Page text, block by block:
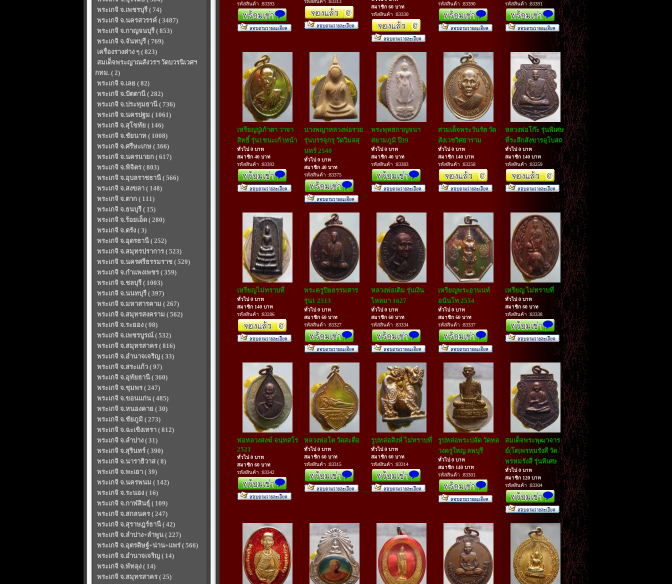
พระเกจิ จ.เพชรบุรี ( 74)
พระเกจิ จ.นครสวรรค์ ( 3487)
พระเกจิ จ.กาญจนบุรี ( 853)
พระเกจิ จ.จันทบุรี ( 769)
เครื่องรางต่าง ๆ ( 823)
สมเด็จพระญาณสังวรฯ วัดบวรนิเวศฯ
กทม. ( 2)
พระเกจิ จ.เลย ( 82)
พระเกจิ จ.ปัตตานี ( 282)
พระเกจิ จ.ประทุมธานี ( 736)
พระเกจิ จ.นครปฐม ( 1061)
พระเกจิ จ.สุโขทัย ( 146)
พระเกจิ จ.ชัยนาท ( 1008)
พระเกจิ จ.ศรีษะเกษ ( 366)
พระเกจิ จ.นครนายก ( 617)
พระเกจิ จ.พิจิตร ( 803)
พระเกจิ จ.อุบลราชธานี ( 566)
พระเกจิ จ.สงขลา ( 148)
พระเกจิ จ.ตาก ( 111)
พระเกจิ จ.ธนบุรี ( 15)
พระเกจิ จ.ร้อยเอ็ด ( 280)
พระเกจิ จ.ตรัง ( 3)
พระเกจิ จ.อุดรธานี ( 252)
พระเกจิ จ.สมุทรปราการ ( 523)
พระเกจิ จ.นครศรีธรรมราช ( 529)
พระเกจิ จ.กำแพงเพชร ( 359)
พระเกจิ จ.ชลบุรี ( 1003)
พระเกจิ จ.นนทบุรี ( 397)
พระเกจิ จ.มหาสารคาม ( 267)
พระเกจิ จ.สมุทรสงคราม ( 562)
พระเกจิ จ.ระยอง ( 98)
พระเกจิ จ.เพชรบูรณ์ ( 532)
พระเกจิ จ.สมุทรสาคร ( 816)
พระเกจิ จ.อำนาจเจริญ ( 33)
พระเกจิ จ.สระแก้ว ( 97)
พระเกจิ จ.อุทัยธานี ( 360)
พระเกจิ จ.ชุมพร ( 247)
พระเกจิ จ.ขอนแก่น ( 485)
พระเกจิ จ.หนองคาย ( 30)
พระเกจิ จ.ชัยภูมิ ( 273)
พระเกจิ จ.ฉะเชิงเทรา ( 812)
พระเกจิ จ.ลำปาง ( 31)
พระเกจิ จ.สุรินทร์ ( 390)
พระเกจิ จ.นาราธิวาส ( 8)
พระเกจิ จ.พะเยา ( 39)
พระเกจิ จ.นครพนม ( 142)
พระเกจิ จ.ระนอง ( 16)
พระเกจิ จ.กาฬสินธุ์ ( 109)
พระเกจิ จ.สกลนคร ( 247)
พระเกจิ จ.สุราษฎร์ธานี ( 42)
พระเกจิ จ.ลำปาง+ลำพูน ( 227)
พระเกจิ จ.อุตรดิษฐ์+น่าน+แพร่ ( 566)
พระเกจิ จ.อำนาจเจริญ ( 14)
พระเกจิ จ.พัทลุง ( 14)
พระเกจิ จ.สมุทรสาคร ( 25)
รหัสสินค้า :83393
รหัสสินค้า :83313
สมาชิก 60 บาท
รหัสสินค้า :83330
รหัสสินค้า :83390
รหัสสินค้า :83391
เหรียญปู่เก้าตา วาจา
สิทธิ์ รุ่น1ชนะเก้าหน้า
ทั่วไป 0 บาท
สมาชิก 40 บาท
รหัสสินค้า :83392
นางพญาหลวงพ่อรวย
รุ่นบรรจุกรุ วัดวิมลสุ
นทร์ 2540
ทั่วไป 0 บาท
สมาชิก 40 บาท
รหัสสินค้า :83375
พระพุทธกาญจนา
สยามภูมิ ปี39
ทั่วไป 0 บาท
สมาชิก 40 บาท
รหัสสินค้า :83383
สวมเด็จพระวันรัต วัด
สังเวชวิศยาราม
ทั่วไป 0 บาท
สมาชิก 140 บาท
รหัสสินค้า :83258
หลวงพ่อโก๊ะ รุ่นพิเศษ
ที่ระลึกสังขารอุโบสถ
ทั่วไป 0 บาท
สมาชิก 140 บาท
รหัสสินค้า :83259
เหรียญไม่ทราบที่
ทั่วไป 0 บาท
สมาชิก 140 บาท
รหัสสินค้า :83286
พระครูปิยธรรมสาร
รุ่น1 2513
ทั่วไป 0 บาท
สมาชิก 60 บาท
รหัสสินค้า :83327
หลวงพ่อเดิม รุ่นเงิน
ไหลมา 1627
ทั่วไป 0 บาท
สมาชิก 60 บาท
รหัสสินค้า :83334
เหรียญพระอานนท์
อนันโท 2554
ทั่วไป 0 บาท
สมาชิก 60 บาท
รหัสสินค้า :83337
เหรียญ ไม่ทราบที่
ทั่วไป 0 บาท
สมาชิก 60 บาท
รหัสสินค้า :83338
พ่อหลวงสงฆ์ จนฺทสโร
2521
ทั่วไป 0 บาท
สมาชิก 60 บาท
รหัสสินค้า :83342
หลวงพ่อโต วัดสะตือ
ทั่วไป 0 บาท
สมาชิก 60 บาท
รหัสสินค้า :83315
รูปหล่อสิงห์ ไม่ทราบที่
ทั่วไป 0 บาท
สมาชิก 60 บาท
รหัสสินค้า :83314
รูปหล่อพระปลัด วัดหล
วงครูใหญ ลพบุรี
ทั่วไป 0 บาท
สมาชิก 140 บาท
รหัสสินค้า :83301
สมเด็จพระพุฒาจาร
ย์(โต)พรหมรังสี วัด
พรหมรังสี รุ่นพิเศษ
ทั่วไป 0 บาท
สมาชิก 120 บาท
รหัสสินค้า :83304